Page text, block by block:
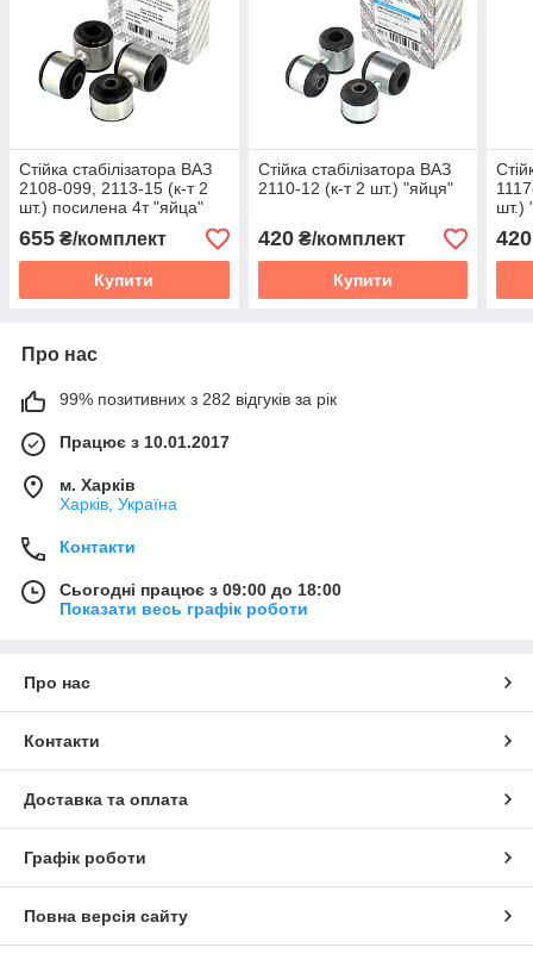
Стійка стабілізатора ВАЗ
2108-099, 2113-15 (к-т 2
шт.) посилена 4т "яйца"
655 ₴/комплект
Купити
Стійка стабілізатора ВАЗ
2110-12 (к-т 2 шт.) "яйця"
420₴/комплект
Купити
шт.)
420
Про нас
99% позитивних з 282 відгуків за рік
Працює з 10.01.2017
м. Харків
Харків, Україна
Контакти
Сьогодні працює з 09:00 до 18:00
Показати весь графік роботи
Про нас
Контакти
Доставка та оплата
Графік роботи
Повна версія сайту